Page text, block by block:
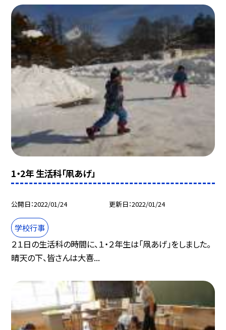
1・2年 生活科「凧あげ」
公開日 2022/01/24 更新日 2022/01/24
学校行事
２１日の生活科の時間に、１・２年生は「凧あげ」をしました。
晴天の下、皆さんは大喜...